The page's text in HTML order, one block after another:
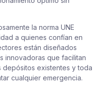
la norma UNE
a quienes confían en
están diseñados
innovadoras que facilitan
existentes y toda
cualquier emergencia.